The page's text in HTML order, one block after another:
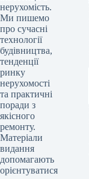
нерухомість.
Ми пишемо
про сучасні
технології
будівництва,
тенденції
ринку
нерухомості
та практичні
поради з
якісного
ремонту.
Матеріали
видання
допомагають
орієнтуватися